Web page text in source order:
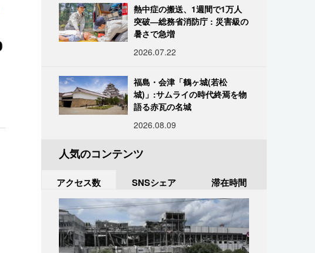
熱中症の搬送、1週間で1万人
突破―総務省消防庁 : 災害級の
暑さで急増
2026.07.22
福島・会津「鶴ヶ城(若松
城)」:サムライの時代終焉を物
語る赤瓦の名城
2026.08.09
人気のコンテンツ
アクセス数 SNSシェア 滞在時間